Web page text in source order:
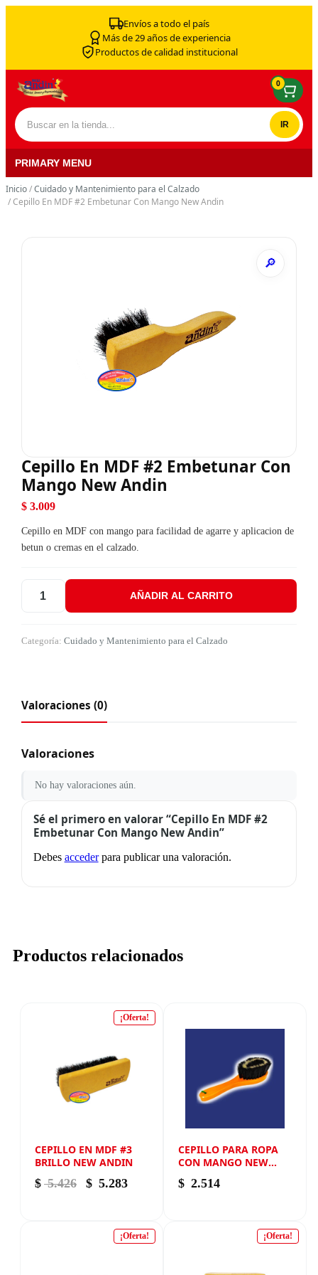
Envíos a todo el país
Más de 29 años de experiencia
Productos de calidad institucional
Buscar por:
0
PRIMARY MENU
Inicio/Cuidado y Mantenimiento para el Calzado
/ Cepillo En MDF #2 Embetunar Con Mango New Andin
Cepillo En MDF #2 Embetunar Con
Mango New Andin
$3.009
Cepillo en MDF con mango para facilidad de agarre y aplicacion de
betun o cremas en el calzado.
Cepillo En MDF #2 Embetunar Con Mango New Andin cantidad
AÑADIR AL CARRITO
Categoría: Cuidado y Mantenimiento para el Calzado
Valoraciones (0)
Valoraciones
No hay valoraciones aún.
Sé el primero en valorar “Cepillo En MDF #2
Embetunar Con Mango New Andin”
Debes accederpara publicar una valoración.
Productos relacionados
¡Oferta!
CEPILLO EN MDF #3
BRILLO NEW ANDIN
$ 5.426 El precio original era: $ 5.426.
$ 5.283El precio actual es: $ 5.283.
CEPILLO PARA ROPA
CON MANGO NEW
ANDIN
$ 2.514
¡Oferta! ¡Oferta!